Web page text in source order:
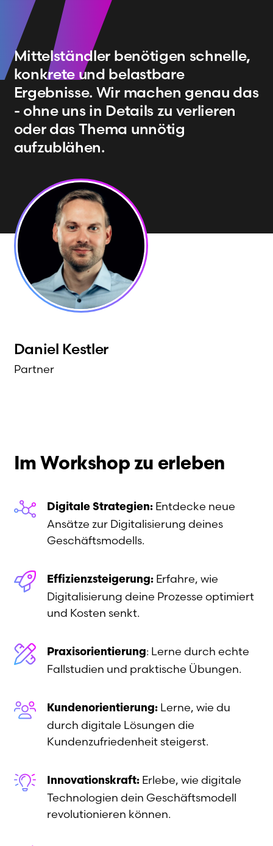
Mittelständler benötigen schnelle,
konkrete und belastbare
Ergebnisse. Wir machen genau das
- ohne uns in Details zu verlieren
oder das Thema unnötig
aufzublähen.
Daniel Kestler
Partner
Im Workshop zu erleben
Digitale Strategien:Entdecke neue
Ansätze zur Digitalisierung deines
Geschäftsmodells.
Effizienzsteigerung:Erfahre, wie
Digitalisierung deine Prozesse optimiert
und Kosten senkt.
Praxisorientierung: Lerne durch echte
Fallstudien und praktische Übungen.
Kundenorientierung:Lerne, wie du
durch digitale Lösungen die
Kundenzufriedenheit steigerst.
Innovationskraft:Erlebe, wie digitale
Technologien dein Geschäftsmodell
revolutionieren können.